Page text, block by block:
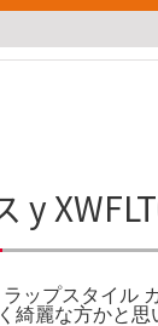
y
ップスタイル
綺麗な方かと思